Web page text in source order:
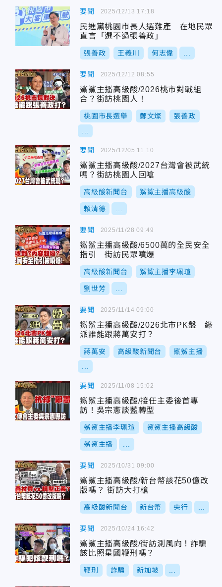
要聞
民進黨桃園市長人選難產 在地民眾
直言「選不過張善政」
張善政 王義川 何志偉
2025/12/13 17:18
要聞
鯊鯊主播高級酸/2026桃市對戰組
合？街訪桃園人！
桃園市長選舉 鄭文燦 張善政
2025/12/12 08:55
要聞
鯊鯊主播高級酸/2027台灣會被武統
嗎？街訪桃園人回嗆
高級酸新聞台 鯊鯊主播高級酸
賴清德
2025/12/05 11:10
要聞
鯊鯊主播高級酸/6500萬的全民安全
指引 街訪民眾噴爆
高級酸新聞台 鯊鯊主播李珮瑄
劉世芳
2025/11/28 09:49
要聞
鯊鯊主播高級酸/2026北市PK盤 綠
派誰能跟蔣萬安打？
蔣萬安 高級酸新聞台 鯊鯊主播
2025/11/14 09:00
要聞
鯊鯊主播高級酸/接任主委後首專
訪！吳宗憲談藍轉型
鯊鯊主播李珮瑄 鯊鯊主播高級酸
鯊鯊主播
2025/11/08 15:02
要聞
鯊鯊主播高級酸/新台幣該花50億改
版嗎？ 街訪大打槍
高級酸新聞台 新台幣 央行
2025/10/31 09:00
要聞
鯊鯊主播高級酸/街訪測風向！詐騙
該比照星國鞭刑嗎？
鞭刑 詐騙 新加坡
2025/10/24 16:42